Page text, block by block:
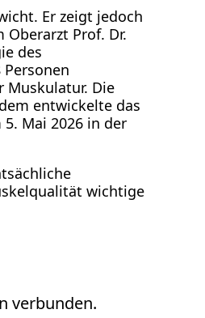
Er zeigt jedoch
Prof. Dr.
des
Muskulatur. Die
entwickelte das
Mai 2026 in der
wichtige
verbunden.